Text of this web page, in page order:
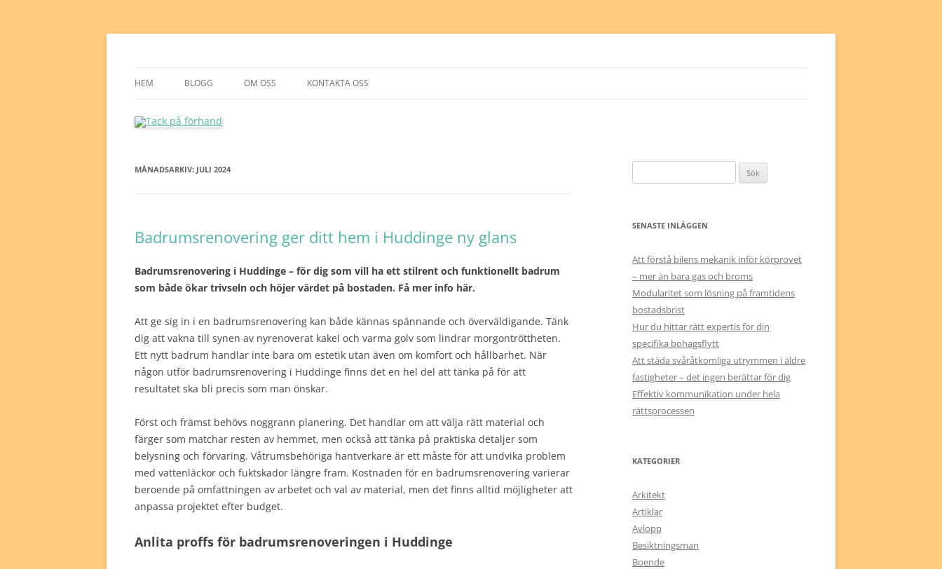
HEM BLOGG OM OSS KONTAKTA OSS
MÅNADSARKIV: JULI 2024
Badrumsrenovering ger ditt hem i Huddinge ny glans
Badrumsrenovering i Huddinge – för dig som vill ha ett stilrent och funktionellt badrum
som både ökar trivseln och höjer värdet på bostaden. Få mer info här.
Att ge sig in i en badrumsrenovering kan både kännas spännande och överväldigande. Tänk
dig att vakna till synen av nyrenoverat kakel och varma golv som lindrar morgontröttheten.
Ett nytt badrum handlar inte bara om estetik utan även om komfort och hållbarhet. När
någon utför badrumsrenovering i Huddinge finns det en hel del att tänka på för att
resultatet ska bli precis som man önskar.
Först och främst behövs noggrann planering. Det handlar om att välja rätt material och
färger som matchar resten av hemmet, men också att tänka på praktiska detaljer som
belysning och förvaring. Våtrumsbehöriga hantverkare är ett måste för att undvika problem
med vattenläckor och fuktskador längre fram. Kostnaden för en badrumsrenovering varierar
beroende på omfattningen av arbetet och val av material, men det finns alltid möjligheter att
anpassa projektet efter budget.
Anlita proffs för badrumsrenoveringen i Huddinge
efter:
SENASTE INLÄGGEN
Att förstå bilens mekanik inför körprovet
– mer än bara gas och broms
Modularitet som lösning på framtidens
bostadsbrist
Hur du hittar rätt expertis för din
specifika bohagsflytt
Att städa svåråtkomliga utrymmen i äldre
fastigheter – det ingen berättar för dig
Effektiv kommunikation under hela
rättsprocessen
KATEGORIER
Arkitekt
Artiklar
Avlopp
Besiktningsman
Boende